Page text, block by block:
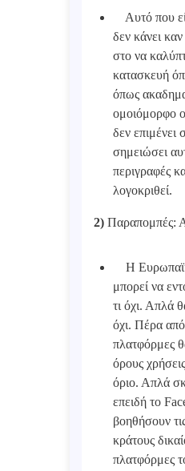
Αυτό που
δεν κάνει
στο να
κατασκευή
όπως
ομοιόμορφο
δεν
σημειώσει
περιγραφές
λογοκριθεί.
2) Παραπομπές:
Η
μπορεί να
τι όχι. Απλά
όχι. Πέρα
πλατφόρμες
όρους
όριο. Απλά
επειδή το
βοηθήσουν
κράτους
πλατφόρμες